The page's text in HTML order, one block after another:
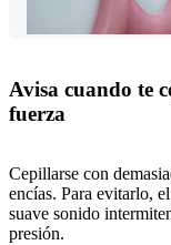
Avisa cuando te
fuerza
Cepillarse con
encías. Para evitarlo,
suave sonido
presión.